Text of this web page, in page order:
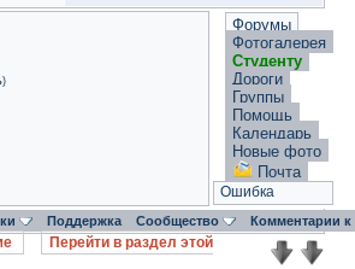
)
Форумы
Фотогалерея
Студенту
Дороги
Группы
Помощь
Календарь
Новые фото
Почта
Ошибка
Поддержка Сообщество Комментарии
Перейти в раздел этой